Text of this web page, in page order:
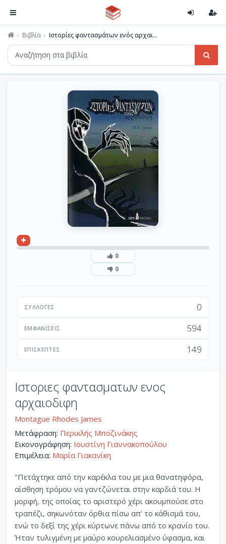
Βιβλία Ιστορίες φαντασμάτων ενός αρχαι...
0
0
ΣΥΛΛΟΓΈΣ 0
ΕΜΦΑΝΊΣΕΙΣ 594
ΕΠΙΣΚΈΠΤΕΣ 149
Ιστοριες φαντασματων ενος
αρχαιοδιφη
Montague Rhodes James
Μετάφραση: Περικλής Μποζινάκης
Εικονογράφηση: Ιουστίνη Γιαννακοπούλου
Επιμέλεια: Μαρία Γιακανίκη
"Πετάχτηκε από την καρέκλα του με μια θανατηφόρα,
αίσθηση τρόμου να γαντζώνεται στην καρδιά του. Η
μορφή, της οποίας το αριστερό χέρι ακουμπούσε στο
τραπέζι, σηκωνόταν όρθια πίσω απ' το κάθισμά του,
ενώ το δεξί της χέρι κύρτωνε πάνω από το κρανίο του.
Ήταν τυλιγμένη με μαύρο κουρελιασμένο ύφασμα, και